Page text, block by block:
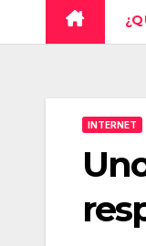
INTERNET